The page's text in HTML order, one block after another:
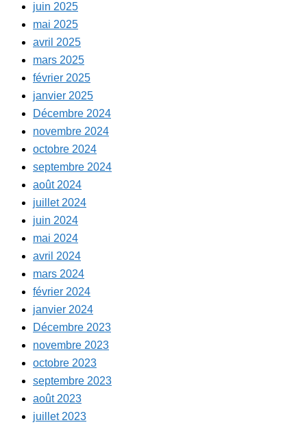
juin 2025
mai 2025
avril 2025
mars 2025
février 2025
janvier 2025
Décembre 2024
novembre 2024
octobre 2024
septembre 2024
août 2024
juillet 2024
juin 2024
mai 2024
avril 2024
mars 2024
février 2024
janvier 2024
Décembre 2023
novembre 2023
octobre 2023
septembre 2023
août 2023
juillet 2023